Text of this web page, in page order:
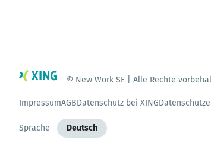
© New Work SE | Alle Rechte
ImpressumAGBDatenschutz bei XING
Sprache Deutsch